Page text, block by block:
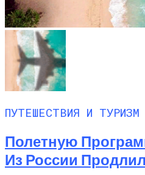
ПУТЕШЕСТВИЯ И ТУРИЗМ
Полетную
Из России